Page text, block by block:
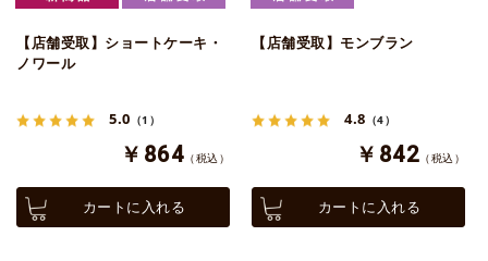
【店舗受取】ショートケーキ・
ノワール
5.0 （1）
￥864 （税込）
カートに入れる
【店舗受取】モンブラン
4.8 （4）
￥842 （税込）
カートに入れる